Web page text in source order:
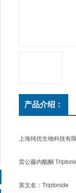
产品介绍：
上海纯优生物科技有
雷公藤内酯酮
英文名：Triptonide